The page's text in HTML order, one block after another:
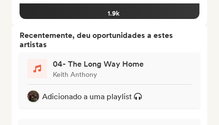
1.9k
Recentemente, deu oportunidades a estes
artistas
04- The Long Way Home
Keith Anthony
Adicionado a uma playlist